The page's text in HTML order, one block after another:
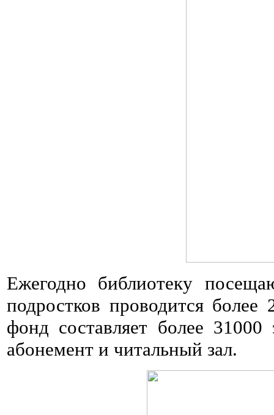
Ежегодно библиотеку
подростков проводится
фонд составляет более
абонемент и читальный зал.